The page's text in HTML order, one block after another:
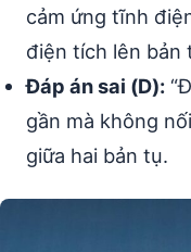
cảm ứng tĩnh
điện tích lên bản
Đáp án sai (D):
gần mà không
giữa hai bản tụ.